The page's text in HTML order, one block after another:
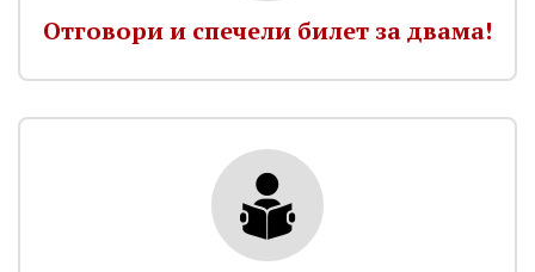
Отговори и спечели билет за двама!